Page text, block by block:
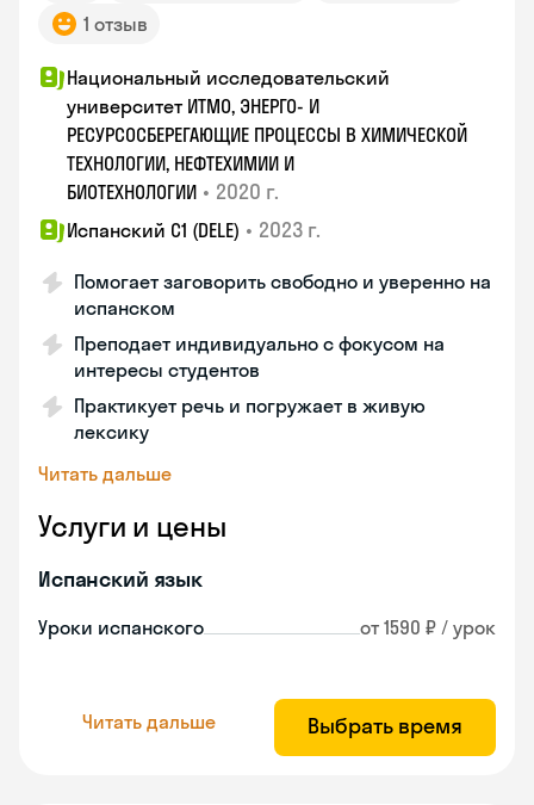
1 отзыв
Национальный исследовательский
университет ИТМО, ЭНЕРГО- И
РЕСУРСОСБЕРЕГАЮЩИЕ ПРОЦЕССЫ В ХИМИЧЕСКОЙ
ТЕХНОЛОГИИ, НЕФТЕХИМИИ И
БИОТЕХНОЛОГИИ • 2020 г.
Испанский С1 (DELE) • 2023 г.
Помогает заговорить свободно и уверенно на
испанском
Преподает индивидуально с фокусом на
интересы студентов
Практикует речь и погружает в живую
лексику
Читать дальше
Услуги и цены
Испанский язык
Уроки испанского от 1590 ₽ / урок
Читать дальше Выбрать время